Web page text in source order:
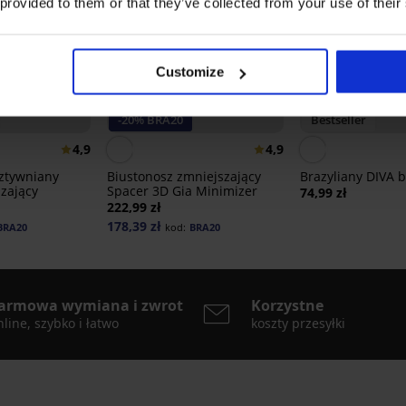
Customize
4,9
-20% BRA20
4,9
Biustonosz zmniejszający
Spacer 3D Gia Minimizer
222,99 zł
178,39 zł kod: BRA20
3+1 GRATIS
Bestseller
Brazyliany DIVA
74,99 zł
wymiana i zwrot
szybko i łatwo
Korzystne
koszty przesyłki